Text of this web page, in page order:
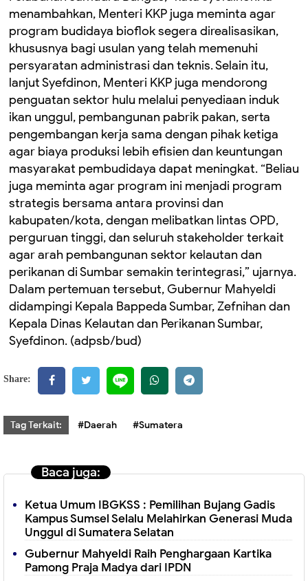
menambahkan, Menteri KKP juga meminta agar
program budidaya bioflok segera direalisasikan,
khususnya bagi usulan yang telah memenuhi
persyaratan administrasi dan teknis. Selain itu,
lanjut Syefdinon, Menteri KKP juga mendorong
penguatan sektor hulu melalui penyediaan induk
ikan unggul, pembangunan pabrik pakan, serta
pengembangan kerja sama dengan pihak ketiga
agar biaya produksi lebih efisien dan keuntungan
masyarakat pembudidaya dapat meningkat. “Beliau
juga meminta agar program ini menjadi program
strategis bersama antara provinsi dan
kabupaten/kota, dengan melibatkan lintas OPD,
perguruan tinggi, dan seluruh stakeholder terkait
agar arah pembangunan sektor kelautan dan
perikanan di Sumbar semakin terintegrasi,” ujarnya.
Dalam pertemuan tersebut, Gubernur Mahyeldi
didampingi Kepala Bappeda Sumbar, Zefnihan dan
Kepala Dinas Kelautan dan Perikanan Sumbar,
Syefdinon. (adpsb/bud)
Share:
Tag Terkait: #Daerah #Sumatera
Baca juga:
Ketua Umum IBGKSS : Pemilihan Bujang Gadis
Kampus Sumsel Selalu Melahirkan Generasi Muda
Unggul di Sumatera Selatan
Gubernur Mahyeldi Raih Penghargaan Kartika
Pamong Praja Madya dari IPDN